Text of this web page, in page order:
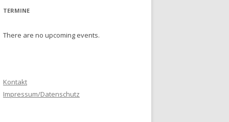
TERMINE
There are no upcoming events.
Kontakt
Impressum/Datenschutz